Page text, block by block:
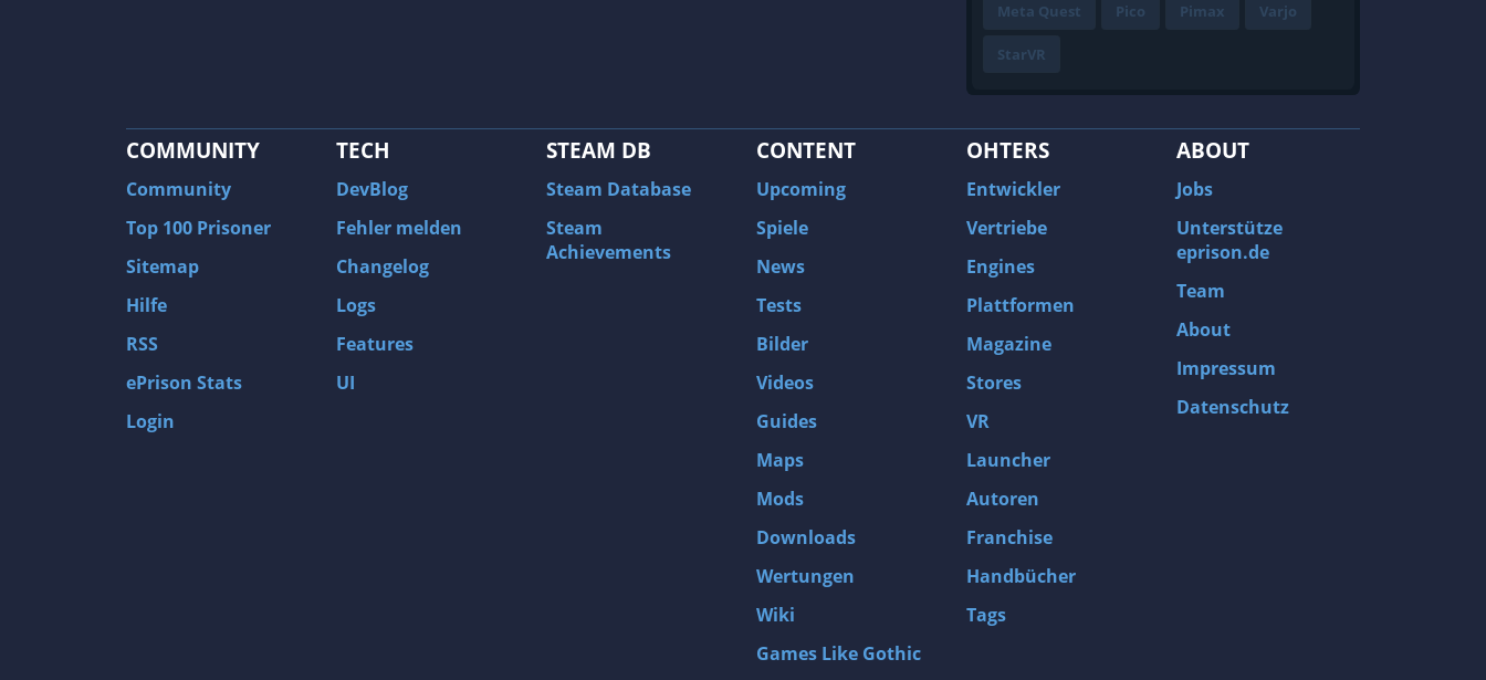
Meta Quest Pico Pimax Varjo
StarVR
COMMUNITY
Community
Top 100 Prisoner
Sitemap
Hilfe
RSS
ePrison Stats
Login
TECH
DevBlog
Fehler melden
Changelog
Logs
Features
UI
STEAM DB
Steam Database
Steam
Achievements
CONTENT
Upcoming
Spiele
News
Tests
Bilder
Videos
Guides
Maps
Mods
Downloads
Wertungen
Wiki
Games Like Gothic
OHTERS
Entwickler
Vertriebe
Engines
Plattformen
Magazine
Stores
VR
Launcher
Autoren
Franchise
Handbücher
Tags
ABOUT
Jobs
Unterstütze
eprison.de
Team
About
Impressum
Datenschutz